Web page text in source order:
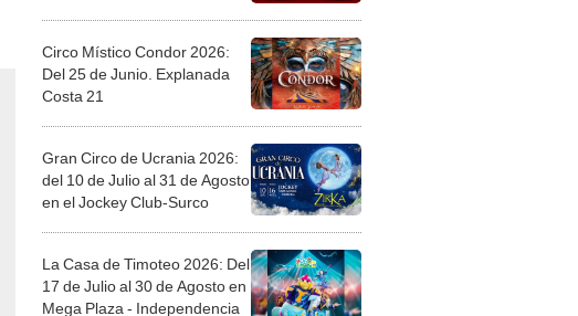
Circo Místico Condor 2026:
Del 25 de Junio. Explanada
Costa 21
Gran Circo de Ucrania 2026:
del 10 de Julio al 31 de Agosto
en el Jockey Club-Surco
La Casa de Timoteo 2026: Del
17 de Julio al 30 de Agosto en
Mega Plaza - Independencia